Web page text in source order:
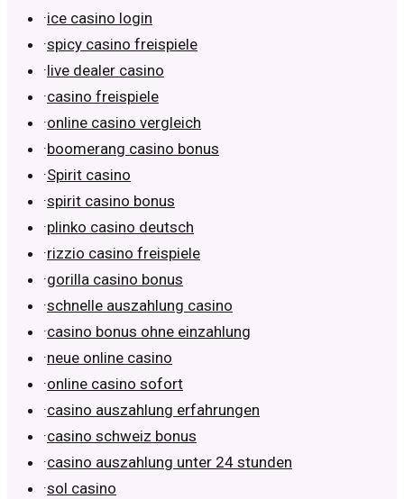
·ice casino login
·spicy casino freispiele
·live dealer casino
·casino freispiele
·online casino vergleich
·boomerang casino bonus
·Spirit casino
·spirit casino bonus
·plinko casino deutsch
·rizzio casino freispiele
·gorilla casino bonus
·schnelle auszahlung casino
·casino bonus ohne einzahlung
·neue online casino
·online casino sofort
·casino auszahlung erfahrungen
·casino schweiz bonus
·casino auszahlung unter 24 stunden
·sol casino